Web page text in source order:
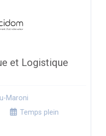
et Logistique
Maroni
Temps plein